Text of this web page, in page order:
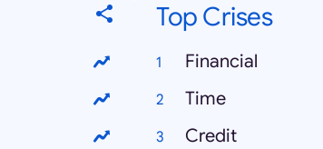
Top Crises
Financial
Time
Credit